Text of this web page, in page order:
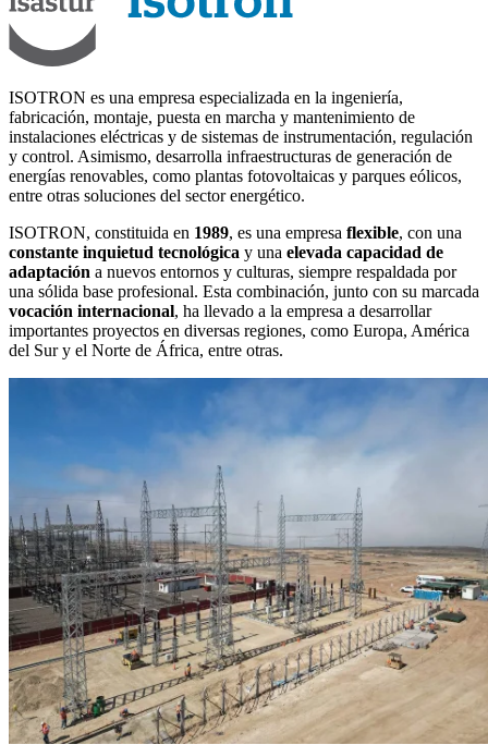
ISOTRON es una empresa especializada en la ingeniería,
fabricación, montaje, puesta en marcha y mantenimiento de
instalaciones eléctricas y de sistemas de instrumentación, regulación
y control. Asimismo, desarrolla infraestructuras de generación de
energías renovables, como plantas fotovoltaicas y parques eólicos,
entre otras soluciones del sector energético.
ISOTRON, constituida en 1989, es una empresa flexible, con una
constante inquietud tecnológica y una elevada capacidad de
adaptación a nuevos entornos y culturas, siempre respaldada por
una sólida base profesional. Esta combinación, junto con su marcada
vocación internacional, ha llevado a la empresa a desarrollar
importantes proyectos en diversas regiones, como Europa, América
del Sur y el Norte de África, entre otras.